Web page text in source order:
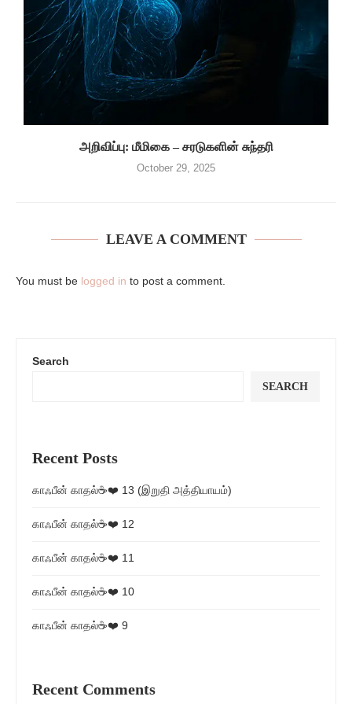
அறிவிப்பு: மீமிகை – சரடுகளின் சுந்தரி
October 29, 2025
LEAVE A COMMENT
You must be logged in to post a comment.
Search
SEARCH
Recent Posts
காஃபீன் காதல்☕❤️ 13 (இறுதி அத்தியாயம்)
காஃபீன் காதல்☕❤️ 12
காஃபீன் காதல்☕❤️ 11
காஃபீன் காதல்☕❤️ 10
காஃபீன் காதல்☕❤️ 9
Recent Comments